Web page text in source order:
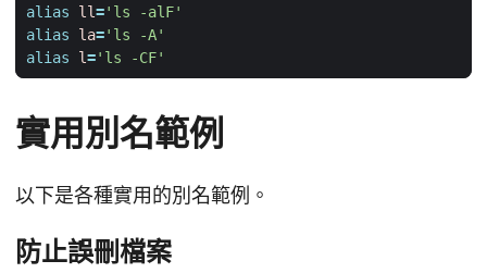
alias ll='ls -alF'
alias
la='ls -A'
alias
l='ls -CF'
實用別名範例
以下是各種實用的別名範例。
防止誤刪檔案